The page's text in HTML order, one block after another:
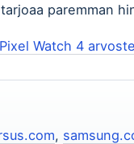
paremman
Watch 4
,